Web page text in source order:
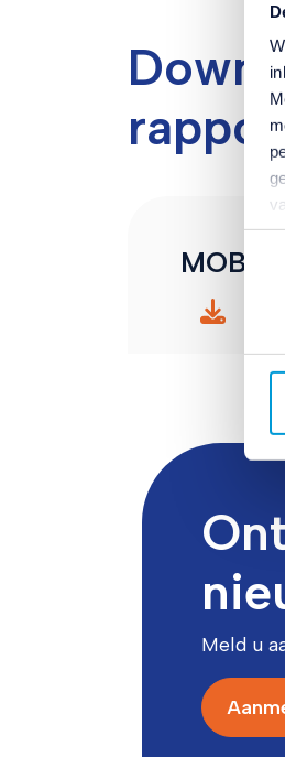
MOB-
Meld u